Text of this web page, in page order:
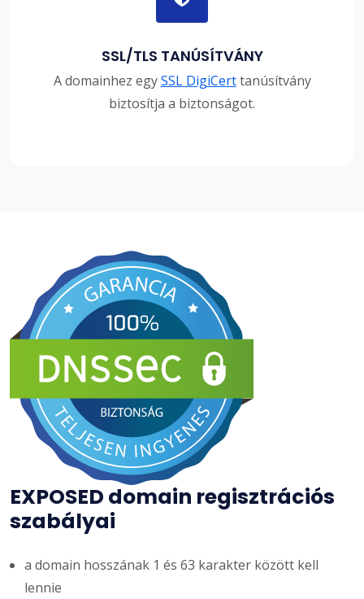
SSL/TLS TANÚSÍTVÁNY
A domainhez egySSL DigiCerttanúsítvány
biztosítja a biztonságot.
EXPOSED domain regisztrációs
szabályai
a domain hosszának 1 és 63 karakter között kell
lennie